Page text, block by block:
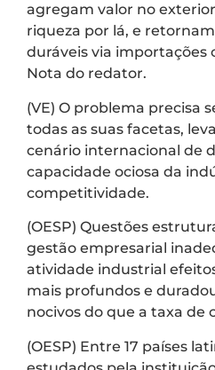
agregam valor no
riqueza por lá, e
duráveis via importações
Nota do redator.
(VE) O problema precisa
todas as suas facetas,
cenário internacional de
capacidade ociosa da
competitividade.
(OESP) Questões
gestão empresarial
atividade industrial
mais profundos e
nocivos do que a taxa de
(OESP) Entre 17 países